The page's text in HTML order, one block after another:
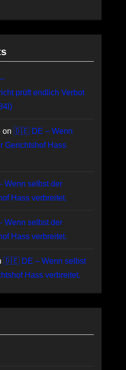
prüft endlich Verbot
on 🇩🇪 DE – Wenn
Gerichtshof Hass
selbst der
Hass verbreitet.
selbst der
Hass verbreitet.
🇩🇪 DE – Wenn selbst
Hass verbreitet.